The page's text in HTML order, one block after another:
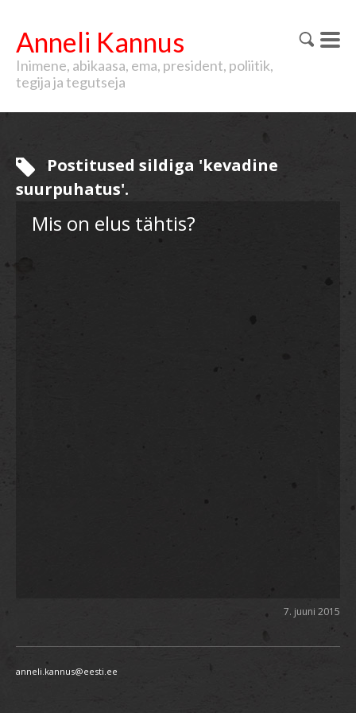
Anneli Kannus
Inimene, abikaasa, ema, president, poliitik,
tegija ja tegutseja
Postitused sildiga 'kevadine
suurpuhatus'.
Mis on elus tähtis?
7. juuni 2015
anneli.kannus@eesti.ee